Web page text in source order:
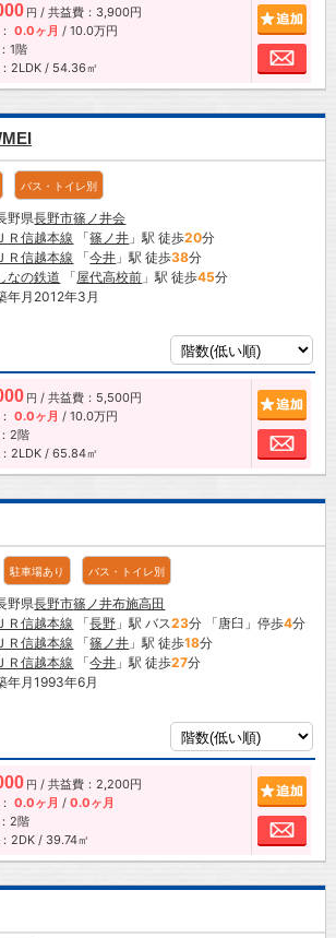
円 / 共益費：3,900円
0.0ヶ月 / 10.0万円
1階
2LDK / 54.36㎡
お
バス・トイレ別
野県長野市篠ノ井会
ＪＲ信越本線 「篠ノ井 」駅 徒歩20分
ＪＲ信越本線 「今井 」駅 徒歩38分
なの鉄道 「屋代高校前 」駅 徒歩45分
年月2012年3月
円 / 共益費：5,500円
0.0ヶ月 / 10.0万円
2階
2LDK / 65.84㎡
お
駐車場あり バス・トイレ別
野県長野市篠ノ井布施高田
ＪＲ信越本線 「長野 」駅 バス23分 「唐臼」停歩4分
ＪＲ信越本線 「篠ノ井 」駅 徒歩18分
ＪＲ信越本線 「今井 」駅 徒歩27分
年月1993年6月
円 / 共益費：2,200円
0.0ヶ月 / 0.0ヶ月
2階
2DK / 39.74㎡
お